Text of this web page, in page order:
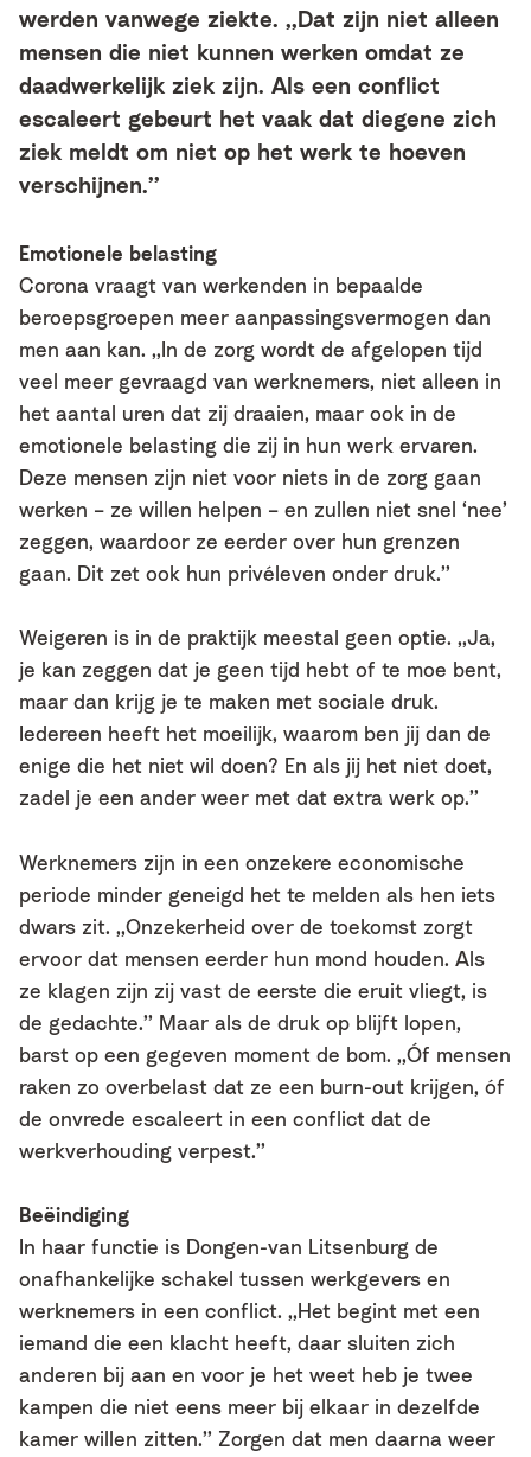
werden vanwege ziekte. ,,Dat zijn niet alleen
mensen die niet kunnen werken omdat ze
daadwerkelijk ziek zijn. Als een conflict
escaleert gebeurt het vaak dat diegene zich
ziek meldt om niet op het werk te hoeven
verschijnen.’’
Emotionele belasting
Corona vraagt van werkenden in bepaalde
beroepsgroepen meer aanpassingsvermogen dan
men aan kan. ,,In de zorg wordt de afgelopen tijd
veel meer gevraagd van werknemers, niet alleen in
het aantal uren dat zij draaien, maar ook in de
emotionele belasting die zij in hun werk ervaren.
Deze mensen zijn niet voor niets in de zorg gaan
werken – ze willen helpen – en zullen niet snel ‘nee’
zeggen, waardoor ze eerder over hun grenzen
gaan. Dit zet ook hun privéleven onder druk.’’
Weigeren is in de praktijk meestal geen optie. ,,Ja,
je kan zeggen dat je geen tijd hebt of te moe bent,
maar dan krijg je te maken met sociale druk.
Iedereen heeft het moeilijk, waarom ben jij dan de
enige die het niet wil doen? En als jij het niet doet,
zadel je een ander weer met dat extra werk op.’’
Werknemers zijn in een onzekere economische
periode minder geneigd het te melden als hen iets
dwars zit. ,,Onzekerheid over de toekomst zorgt
ervoor dat mensen eerder hun mond houden. Als
ze klagen zijn zij vast de eerste die eruit vliegt, is
de gedachte.’’ Maar als de druk op blijft lopen,
barst op een gegeven moment de bom. ,,Óf mensen
raken zo overbelast dat ze een burn-out krijgen, óf
de onvrede escaleert in een conflict dat de
werkverhouding verpest.’’
Beëindiging
In haar functie is Dongen-van Litsenburg de
onafhankelijke schakel tussen werkgevers en
werknemers in een conflict. ,,Het begint met een
iemand die een klacht heeft, daar sluiten zich
anderen bij aan en voor je het weet heb je twee
kampen die niet eens meer bij elkaar in dezelfde
kamer willen zitten.’’ Zorgen dat men daarna weer